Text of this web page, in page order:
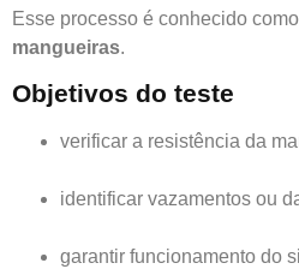
Esse processo é conhecido como
mangueiras.
Objetivos do teste
verificar a resistência da
identificar vazamentos ou
garantir funcionamento do